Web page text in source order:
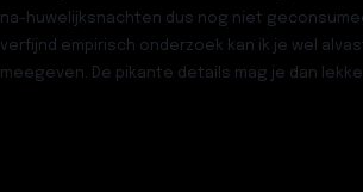
na-huwelijksnachten dus nog niet
verfijnd empirisch onderzoek kan ik je wel
meegeven. De pikante details mag je dan